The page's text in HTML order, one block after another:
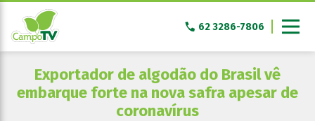
Pular
conteúdo
62 3286-7806
Exportador de algodão do Brasil vê
embarque forte na nova safra apesar de
coronavírus